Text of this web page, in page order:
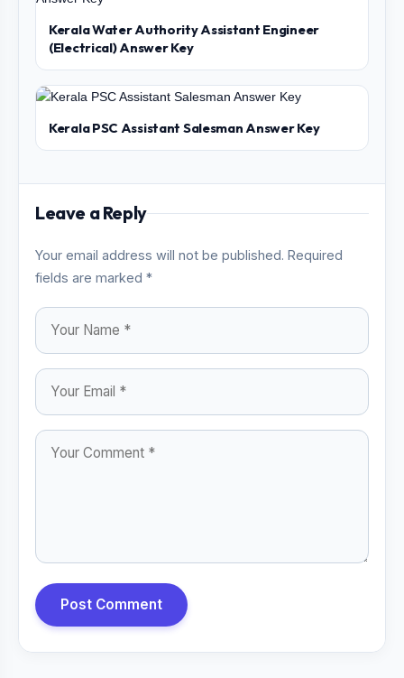
Kerala Water Authority Assistant Engineer
(Electrical) Answer Key
Kerala PSC Assistant Salesman Answer Key
Leave a Reply
Your email address will not be published. Required
fields are marked *
Post Comment